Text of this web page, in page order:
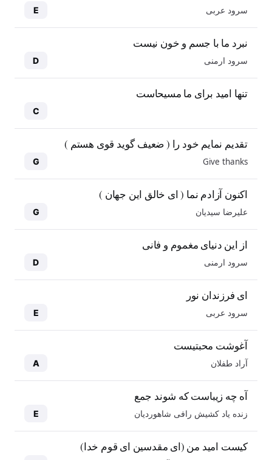
سرود عربی E
نبرد ما با جسم و خون نیست
سرود ارمنی D
تنها امید برای ما مسیحاست
C
تقدیم نمایم خود را ( ضعیف گوید قوی هستم )
Give thanks
G
اکنون آزادم نما ( ای خالق این جهان )
علیرضا سیدیان G
از این دنیای مغموم و فانی
سرود ارمنی D
ای فرزندان نور
سرود عربی E
آغوشت محبتیست
آراد طفلان A
آه چه زیباست که شوند جمع
زنده یاد کشیش رافی شاهوردیان E
کیست امید من (ای مقدسین ای قوم خدا)